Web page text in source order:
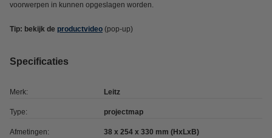
voorwerpen in kunnen opgeslagen worden.
Tip: bekijk de productvideo (pop-up)
Specificaties
Merk: Leitz
Type: projectmap
Afmetingen: 38 x 254 x 330 mm (HxLxB)